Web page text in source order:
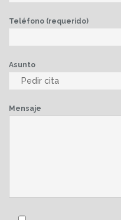
Teléfono (requerido)
Asunto
Mensaje